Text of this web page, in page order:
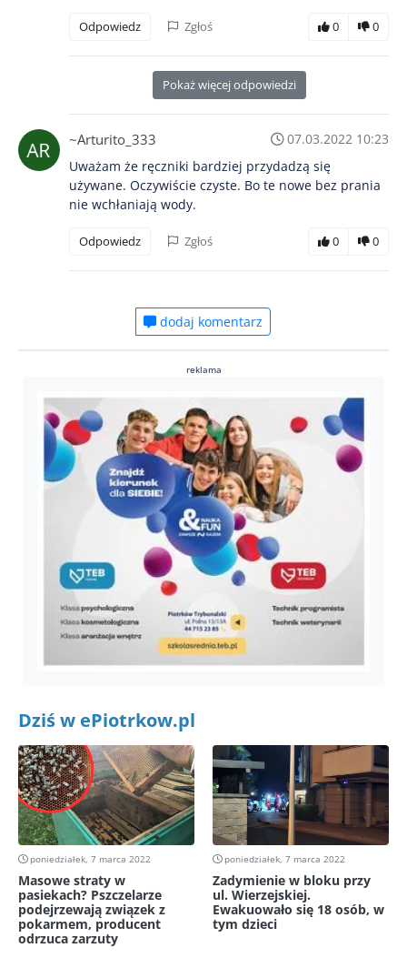
Odpowiedz Zgłoś 0 0
Pokaż więcej odpowiedzi
~Arturito_333
07.03.2022 10:23
Uważam że ręczniki bardziej przydadzą się
używane. Oczywiście czyste. Bo te nowe bez prania
nie wchłaniają wody.
Odpowiedz Zgłoś 0 0
dodaj komentarz
reklama
Dziś w ePiotrkow.pl
poniedziałek, 7 marca 2022
Masowe straty w
pasiekach? Pszczelarze
podejrzewają związek z
pokarmem, producent
odrzuca zarzuty
poniedziałek, 7 marca 2022
Zadymienie w bloku przy
ul. Wierzejskiej.
Ewakuowało się 18 osób, w
tym dzieci